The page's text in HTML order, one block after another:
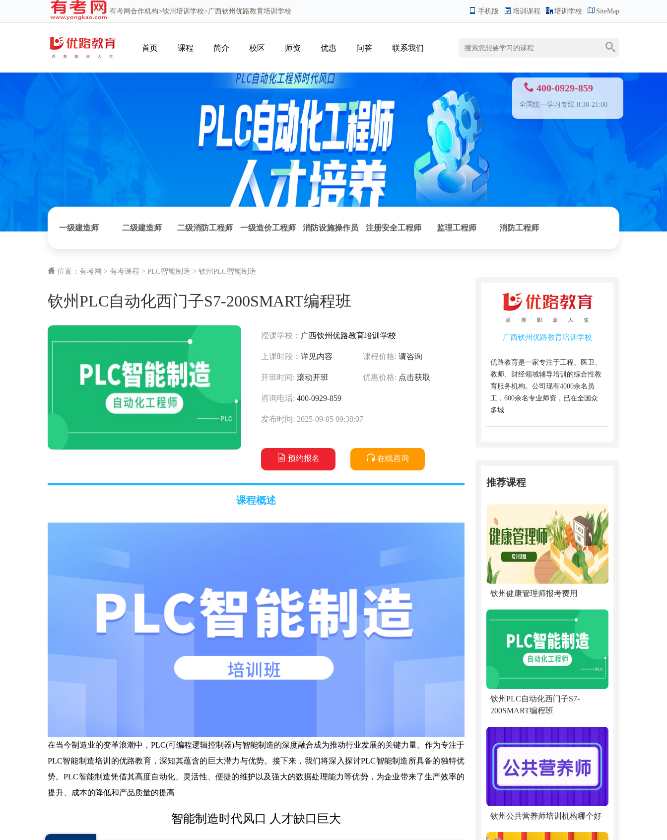
手机版 培训课程 培训学校 SiteMap
有考网 合作机构>钦州培训学校>广西钦州优路教育培训学校
首页 课程 简介 校区 师资 优惠 问答 联系我们
400-0929-859
全国统一学习专线 8:30-21:00
一级建造师 二级建造师 二级消防工程师 一级造价工程师 消防设施操作员 注册安全工程师 监理工程师 消防工程师
位置： 有考网 > 有考课程 > PLC智能制造 > 钦州PLC智能制造
钦州PLC自动化西门子S7-200SMART编程班
授课学校： 广西钦州优路教育培训学校
上课时段： 详见内容 课程价格: 请咨询
开班时间: 滚动开班 优惠价格: 点击获取
咨询电话: 400-0929-859
发布时间: 2025-09-05 09:38:07
预约报名 在线咨询
课程概述
在当今制造业的变革浪潮中，PLC(可编程逻辑控制器)与智能制造的深度融合成为推动行业发展的关键力量。作为专注于
PLC智能制造培训的优路教育，深知其蕴含的巨大潜力与优势。接下来，我们将深入探讨PLC智能制造所具备的独特优
势。PLC智能制造凭借其高度自动化、灵活性、便捷的维护以及强大的数据处理能力等优势，为企业带来了生产效率的
提升、成本的降低和产品质量的提高
智能制造时代风口 人才缺口巨大
广西钦州优路教育培训学校
优路教育是一家专注于工程、医卫、
教师、财经领域辅导培训的综合性教
育服务机构。公司现有4000余名员
工，600余名专业师资，已在全国众
多城
推荐课程
钦州健康管理师报考费用
钦州PLC自动化西门子S7-
200SMART编程班
钦州公共营养师培训机构哪个好